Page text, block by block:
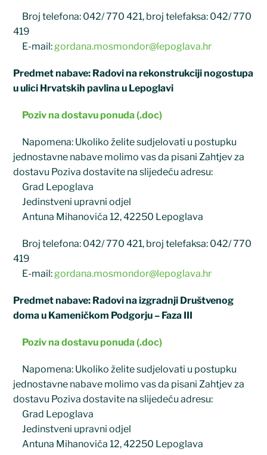
Broj telefona: 042/ 770 421, broj telefaksa: 042/ 770
419
E-mail:gordana.mosmondor@lepoglava.hr
Predmet nabave: Radovi na rekonstrukciji nogostupa
u ulici Hrvatskih pavlina u Lepoglavi
Poziv na dostavu ponuda (.doc)
Napomena: Ukoliko želite sudjelovati u postupku
jednostavne nabave molimo vas da pisani Zahtjev za
dostavu Poziva dostavite na slijedeću adresu:
Grad Lepoglava
Jedinstveni upravni odjel
Antuna Mihanovića 12, 42250 Lepoglava
Broj telefona: 042/ 770 421, broj telefaksa: 042/ 770
419
E-mail:gordana.mosmondor@lepoglava.hr
Predmet nabave: Radovi na izgradnji Društvenog
doma u Kameničkom Podgorju – Faza III
Poziv na dostavu ponuda (.doc)
Napomena: Ukoliko želite sudjelovati u postupku
jednostavne nabave molimo vas da pisani Zahtjev za
dostavu Poziva dostavite na slijedeću adresu:
Grad Lepoglava
Jedinstveni upravni odjel
Antuna Mihanovića 12, 42250 Lepoglava